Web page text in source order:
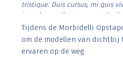
tristique. Duis cursus, mi quis
interdum nulla, ut commodo
Aenean faucibus nibh et justo
imperdiet. Nunc ut sem vitae
Tijdens de Morbidelli
om de modellen van dichtbij
ervaren op de weg.